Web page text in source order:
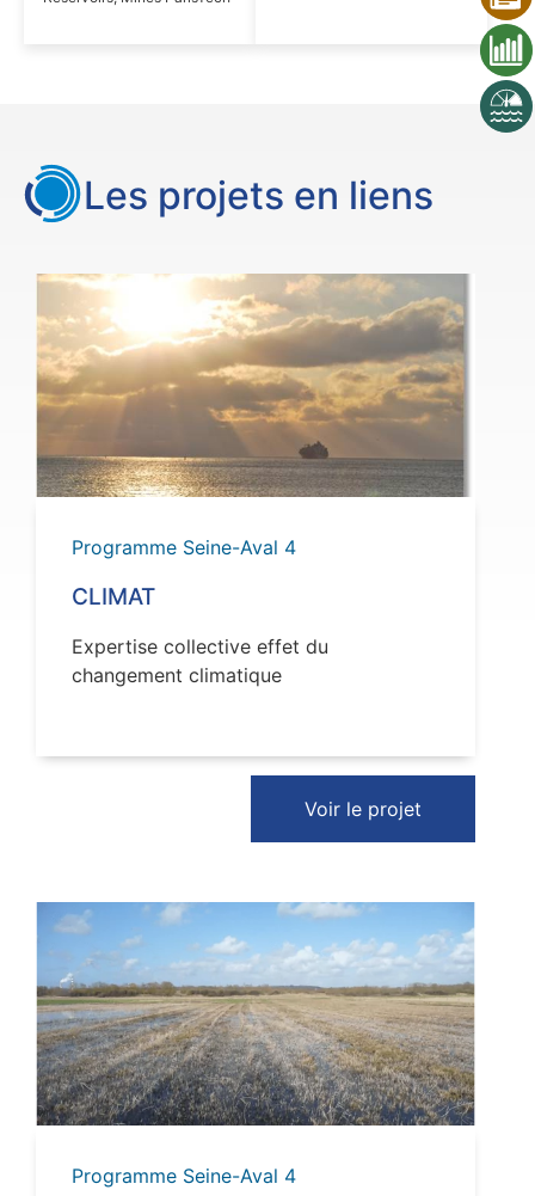
Les projets en liens
VOIR
Programme Seine-Aval 4
CLIMAT
Expertise collective effet du
changement climatique
Voir le projet
VOIR
Programme Seine-Aval 4